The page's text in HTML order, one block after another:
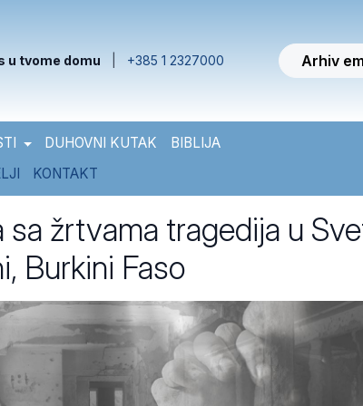
u tvome domu +385 1 2327000 Arhiv
DUHOVNI KUTAK
BIBLIJA
KONTAKT
sa žrtvama tragedija u
Burkini Faso